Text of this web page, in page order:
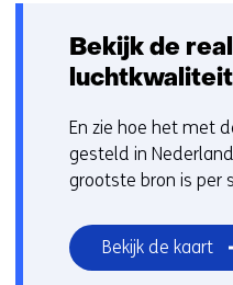
Bekijk de
En zie hoe het met
gesteld in
grootste bron is per
Bekijk de kaart